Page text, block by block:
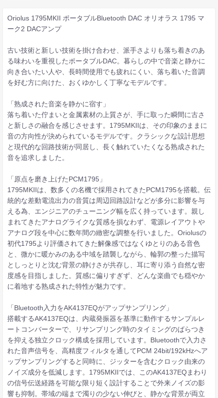
Oriolus 1795MKII ポータブルBluetooth DAC オリオラス 1795 マ
ーク2 DACアンプ
古い技術と新しい技術を掛け合わせ、派手さよりも落ち着きのあ
る味わいを重視したポータブルDAC。暮らしの中で音楽と静かに
向き合いたい人や、長時間使用でも疲れにくい、落ち着いた音調
を好む方に向けた、おくゆかしく丁寧なモデルです。
「熟成された音楽を静かに宿す」
落ち着いた佇まいと金属素材の上質さが、手に取った瞬間に古さ
と新しさの融合を感じさせます。1795MKIIは、その印象のままに
音の方向性が決められているモデルです。クラシックな設計思想
と現代的な回路技術が同居し、長く触れていたくなる熟成された
音を追求しました。
「原点を磨き上げたPCM1795」
1795MKIIは、数多くの名機で採用されてきたPCM1795を搭載。伝
統的な差動電流出力の音質は周辺回路設計などが多分に影響を与
える為、エンジニアのチューニング幅を広く持っています。親し
まれてきたアナログライクな質感を損なわず、電源レイアウトや
アナログ段を中心に数年間の緻密な調整を行いました。Oriolusの
初代1795より評価されてきた解像感ではなくゆとりのある音色
と、微かに暖かみのある中域を踏襲しながら、輪郭の整った描写
としっとりと沈む背景の静けさが共存し、耳に寄り添う自然な密
度感を目指しました。質感に偏りすぎず、どんな楽曲でも穏やか
に着地する熟成された特性が魅力です。
「Bluetooth入力をAK4137EQがアップサンプリング」
搭載するAK4137EQは、内蔵発振器を基準に動作するサンプルレ
ートコンバーターで、リサンプリング時のタイミングのばらつき
を抑える独立クロック構成を採用しています。Bluetoothで入力さ
れた音声信号を、高精度フィルタを通してPCM 24bit/192kHzへア
ップサンプリングすると同時に、ジッターを含むクロック由来の
ノイズ成分を低減します。1795MKIIでは、このAK4137EQまわり
の信号伝送経路を可能な限り短く設計することで外来ノイズの影
響も抑制。帯域の端まで濁りの少ない伸びと、静かな背景が両立